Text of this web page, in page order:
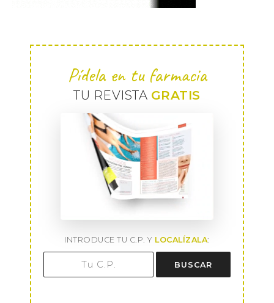
Pídela en tu farmacia
TU REVISTA GRATIS
INTRODUCE TU C.P. Y LOCALÍZALA:
BUSCAR